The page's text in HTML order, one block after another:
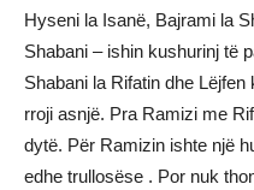
Hyseni la Isanë, Bajrami la
Shabani – ishin kushurinj të
Shabani la Rifatin dhe
rroji asnjë. Pra Ramizi me
dytë. Për Ramizin ishte një
edhe trullosëse . Por nuk